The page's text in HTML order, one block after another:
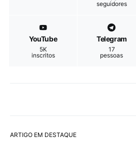
seguidores
YouTube
5K
inscritos
Telegram
17
pessoas
ARTIGO EM DESTAQUE